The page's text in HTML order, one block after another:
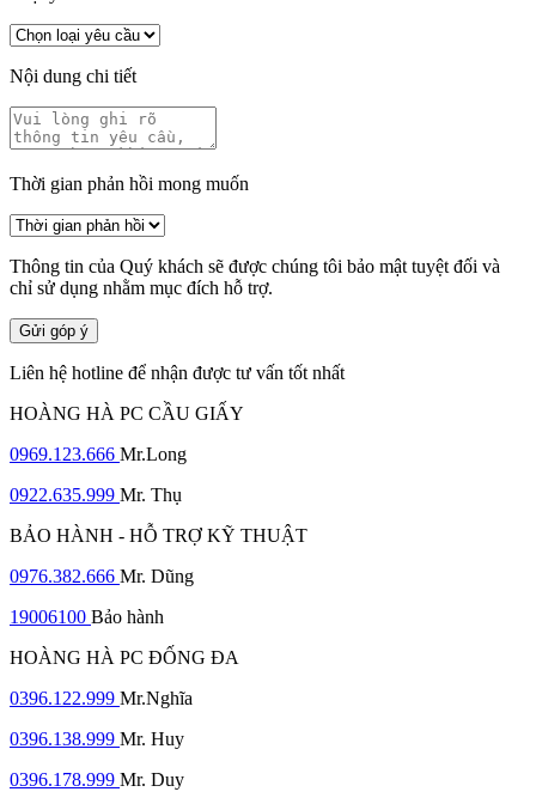
Nội dung chi tiết
Thời gian phản hồi mong muốn
Thông tin của Quý khách sẽ được chúng tôi bảo mật tuyệt đối và
chỉ sử dụng nhằm mục đích hỗ trợ.
Gửi góp ý
Liên hệ hotline để nhận được tư vấn tốt nhất
HOÀNG HÀ PC CẦU GIẤY
0969.123.666 Mr.Long
0922.635.999 Mr. Thụ
BẢO HÀNH - HỖ TRỢ KỸ THUẬT
0976.382.666 Mr. Dũng
19006100 Bảo hành
HOÀNG HÀ PC ĐỐNG ĐA
0396.122.999 Mr.Nghĩa
0396.138.999 Mr. Huy
0396.178.999 Mr. Duy